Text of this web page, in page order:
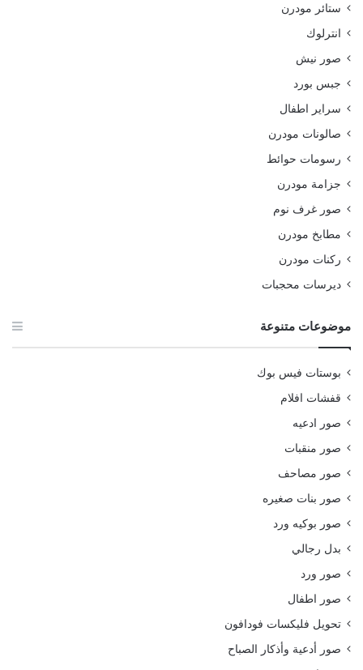
ستائر مودرن
انترلوك
صور نيش
جبس بورد
سراير اطفال
صالونات مودرن
رسومات حوائط
جزامة مودرن
صور غرف نوم
مطابخ مودرن
ركنات مودرن
ديرسات محجبات
موضوعات متنوعة
بوستات فيس بوك
قفشات افلام
صور ادعيه
صور منقبات
صور مصاحف
صور بنات صغيره
صور بوكيه ورد
بدل رجالي
صور ورد
صور اطفال
تحويل فليكسات فودافون
صور أدعية وأذكار الصباح